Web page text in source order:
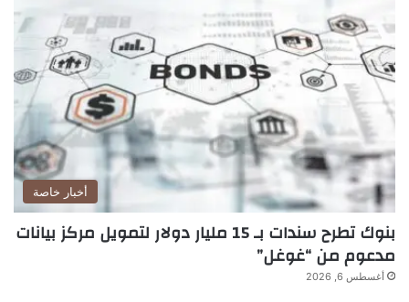
أخبار خاصة
بنوك تطرح سندات بـ 15 مليار دولار لتمويل مركز بيانات
مدعوم من “غوغل”
أغسطس 6, 2026